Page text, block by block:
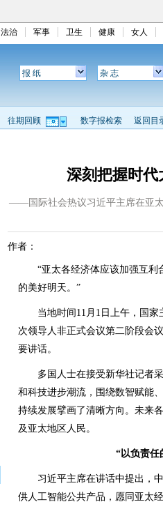
法治 军事 卫生 健康 女人
报 纸 杂 志
往期回顾 数字报检索 返回目
深刻把握时
——国际社会热议习近平主席在亚
作者：
“亚太各经济体应该加强互利
的美好明天。”
当地时间11月1日上午，国家
次领导人非正式会议第二阶段会
要讲话。
多国人士在接受新华社记者采
和科技进步潮流，围绕数智赋能
持续发展擘画了清晰方向。未来
及亚太地区人民。
“以负责任
习近平主席在讲话中提出，中
供人工智能公共产品，愿同亚太